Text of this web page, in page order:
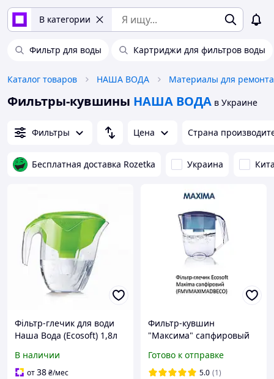
В категории
Фильтр для воды Картриджи для фильтров воды
Каталог товаров НАША ВОДА Материалы для ремонта
Фильтры-кувшины НАША ВОДА в Украине
Фильтры Цена Страна
Бесплатная доставка Rozetka Украина
Фільтр-глечик для води
Наша Вода (Ecosoft) 1,8л
green
В наличии
от38₴/мес
Фильтр-кувшин
"Максима" сапфировый
Готово к отправке
5.0 (1)